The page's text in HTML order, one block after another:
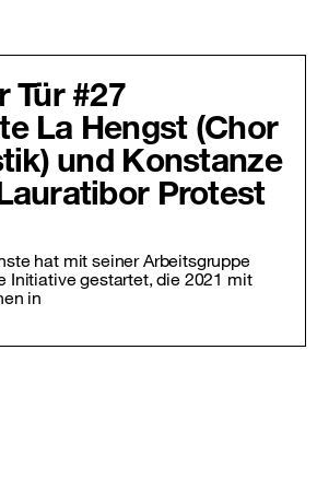
Tür #27
La Hengst (Chor
und Konstanze
Protest
hat mit seiner Arbeitsgruppe
Initiative gestartet, die 2021 mit
in